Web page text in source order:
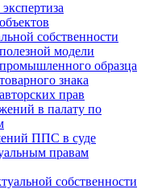
собственности
модели
образца
знака
прав
в палату по
ППС в суде
правам
собственности